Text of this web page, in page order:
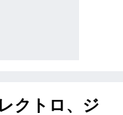
クトロ、ジ